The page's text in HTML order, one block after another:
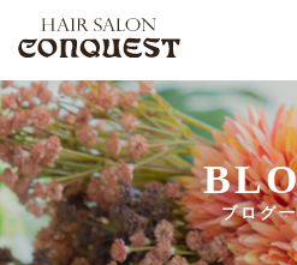
ブログ